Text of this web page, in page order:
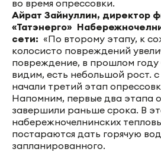
во время опрессовки.
Айрат Зайнуллин, директор
«Татэнерго»
сети: «По второму этапу, к
колосисто повреждений
повреждение, в прошлом году
видим, есть небольшой рост.
начали третий этап
Напомним, первые два этапа
завершили раньше срока. В
набережночелнинских
постараются дать горячую
запланированного.